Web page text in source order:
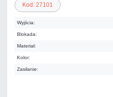
Kod: 27101
Wyjścia:
Blokada:
Materiał:
Kolor:
Zasilanie: